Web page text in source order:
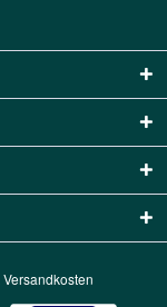
Versandkosten